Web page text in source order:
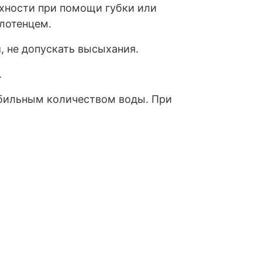
при помощи губки или
допускать высыхания.
количеством воды. При